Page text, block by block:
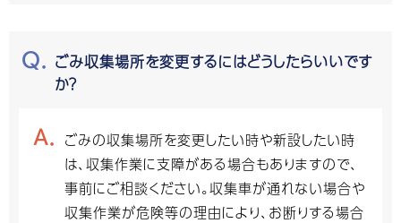
ごみ収集場所を変更するにはどうしたらいいです
か？
ごみの収集場所を変更したい時や新設したい時
は、収集作業に支障がある場合もありますので、
事前にご相談ください。収集車が通れない場合や
収集作業が危険等の理由により、お断りする場合